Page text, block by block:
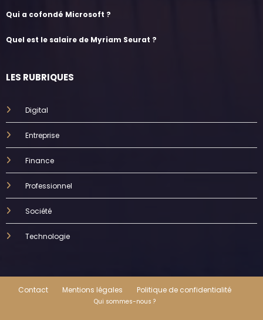
Qui a cofondé Microsoft ?
Quel est le salaire de Myriam Seurat ?
LES RUBRIQUES
Digital
Entreprise
Finance
Professionnel
Société
Technologie
Contact Mentions légales Politique de confidentialité
Qui sommes-nous ?